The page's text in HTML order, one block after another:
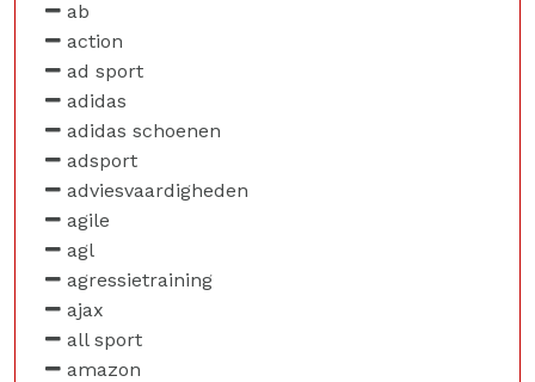
ab
action
ad sport
adidas
adidas schoenen
adsport
adviesvaardigheden
agile
agl
agressietraining
ajax
all sport
amazon